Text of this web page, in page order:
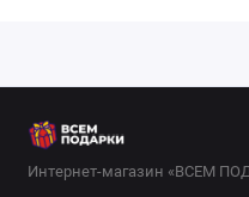
Интернет-магазин «ВСЕМ